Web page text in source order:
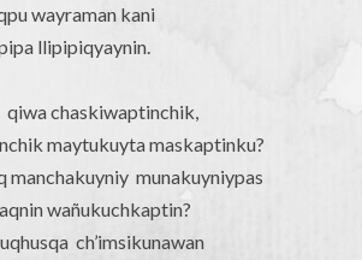
wayraman kani
llipipiqyaynin.
qiwa chaskiwaptinchik,
maytukuyta maskaptinku?
manchakuyniy munakuyniypas
wañukuchkaptin?
ch’imsikunawan